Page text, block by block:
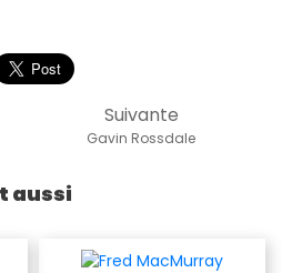
Suivante
Gavin Rossdale
aussi